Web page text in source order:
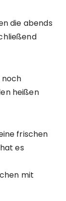
die abends
noch
heißen
frischen
es
mit